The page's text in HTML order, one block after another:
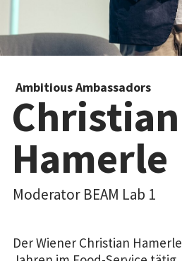
Ambitious Ambassadors
Christian
Hamerle
Moderator BEAM Lab 1
Der Wiener Christian